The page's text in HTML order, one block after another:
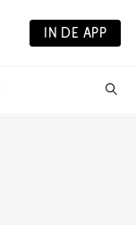
IN DE APP